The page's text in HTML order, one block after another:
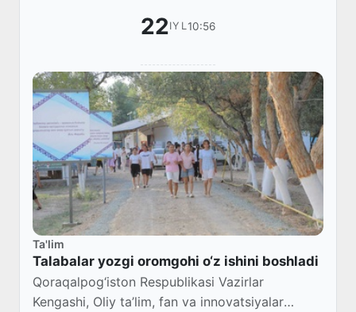
22IYL10:56
Ta'lim
Talabalar yozgi oromgohi o‘z ishini boshladi
Qoraqalpog‘iston Respublikasi Vazirlar
Kengashi, Oliy ta’lim, fan va innovatsiyalar